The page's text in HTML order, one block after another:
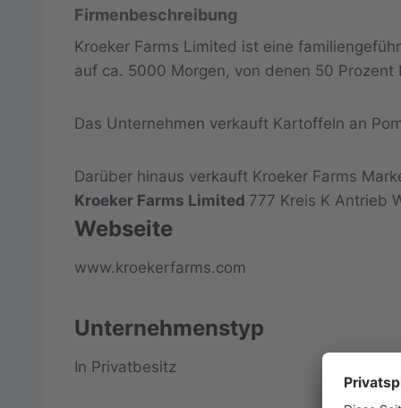
Firmenbeschreibung
Kroeker Farms Limited ist eine
auf ca. 5000 Morgen, von denen 50
Das Unternehmen verkauft Kartoffeln an
Darüber hinaus verkauft Kroeker Farms
Kroeker Farms Limited 777 Kreis K Antrieb
Webseite
www.kroekerfarms.com
Unternehmenstyp
In Privatbesitz